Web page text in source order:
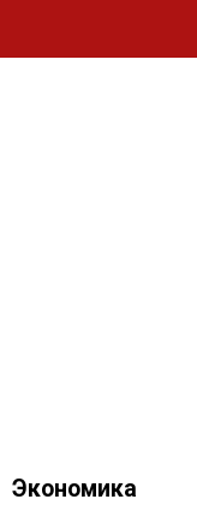
Экономика